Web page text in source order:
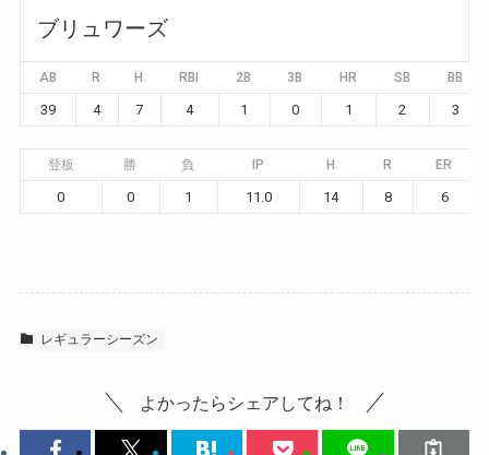
ブリュワーズ
AB R H RBI 2B 3B HR SB BB
39 4 7 4 1 0 1 2 3
登板 勝 負 IP H R ER
0 0 1 11.0 14 8 6
レギュラーシーズン
よかったらシェアしてね！